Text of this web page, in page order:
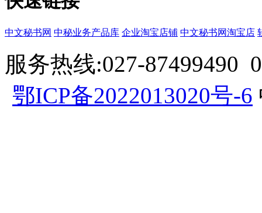
中文秘书网 中秘业务产品库 企业淘宝店铺 中文秘书网淘宝店
服务热线:027-87499490
鄂ICP备2022013020号-6